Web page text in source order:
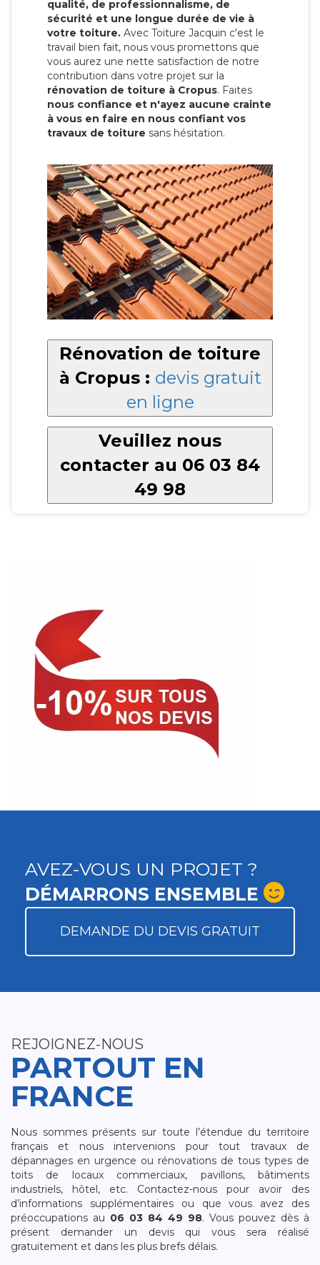
qualité, de professionnalisme, de
sécurité et une longue durée de vie à
votre toiture. Avec Toiture Jacquin c'est le
travail bien fait, nous vous promettons que
vous aurez une nette satisfaction de notre
contribution dans votre projet sur la
rénovation de toiture à Cropus. Faites
nous confiance et n'ayez aucune crainte
à vous en faire en nous confiant vos
travaux de toiture sans hésitation.
Rénovation de toiture
à Cropus : devis gratuit
en ligne
Veuillez nous
contacter au 06 03 84
49 98
AVEZ-VOUS UN PROJET ?
DÉMARRONS ENSEMBLE
DEMANDE DU DEVIS GRATUIT
REJOIGNEZ-NOUS
PARTOUT EN
FRANCE
Nous sommes présents sur toute l’étendue du territoire
français et nous intervenions pour tout travaux de
dépannages en urgence ou rénovations de tous types de
toits de locaux commerciaux, pavillons, bâtiments
industriels, hôtel, etc. Contactez-nous pour avoir des
d’informations supplémentaires ou que vous avez des
préoccupations au 06 03 84 49 98. Vous pouvez dès à
présent demander un devis qui vous sera réalisé
gratuitement et dans les plus brefs délais.